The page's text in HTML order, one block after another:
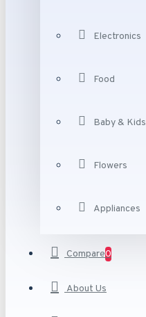
Electronics
Food
Baby & Kids
Flowers
Appliances
Compare0
About Us